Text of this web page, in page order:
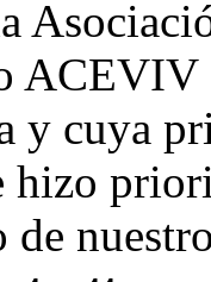
y cuya
hizo
de